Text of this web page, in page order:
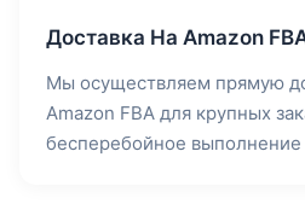
Доставка На Amazon
Мы осуществляем прямую
Amazon FBA для крупных
бесперебойное выполнение